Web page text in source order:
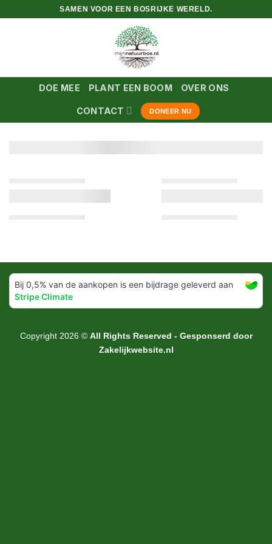
SAMEN VOOR EEN BOSRIJKE WERELD.
DOE MEE PLANT EEN BOOM OVER ONS
CONTACT DONEER NU
Copyright 2026 © All Rights Reserved - Gesponserd door
Zakelijkwebsite.nl